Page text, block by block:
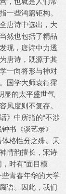
一些鸿篇钜构。
唐诗中选出，大
然也包括了精品
现，唐诗中力透
唐诗，既源于其
一向将形与神对
国学大师袁行霈
显的太平盛世气
风度则不复存。
》中所指的“不涉
书《谈艺录》
格性分之殊。天
情韵擅长，宋诗
时有“面目模
青春年华的大学
语。因此，我们